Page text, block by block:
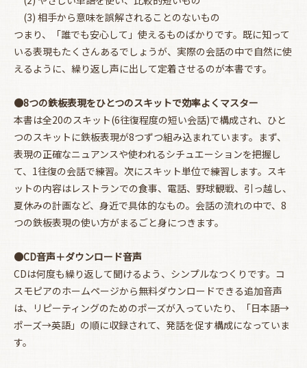
お買い物を続ける カートへ進む
(3) 相手から意味を誤解されることのないもの
つまり、「誰でも安心して」使えるものばかりです。既に知って
いる表現もたくさんあるでしょうが、実際の会話の中で自然に使
えるように、繰り返し声に出して定着させるのが本書です。
●8つの鉄板表現をひとつのスキットで効率よくマスター
本書は全20のスキット(6往復程度の短い会話)で構成され、ひと
つのスキットに鉄板表現が8つずつ組み込まれています。まず、
表現の正確なニュアンスや使われるシチュエーションを把握し
て、1往復の会話で練習。次にスキット単位で練習します。スキ
ットの内容はレストランでの食事、電話、野球観戦、引っ越し、
夏休みの計画など、身近で具体的なもの。会話の流れの中で、8
つの鉄板表現の使い方がまるごと身につきます。
●CD音声＋ダウンロード音声
CDは何度も繰り返して聞けるよう、シンプルなつくりです。コ
スモピアのホームページから無料ダウンロードできる追加音声
は、リピーティングのためのポーズが入っていたり、「日本語→
ポーズ→英語」の順に収録されて、発話を促す構成になっていま
す。